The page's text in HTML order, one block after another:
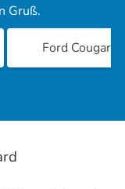
Gruß.
Ford Cougar